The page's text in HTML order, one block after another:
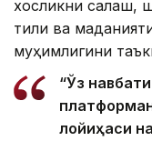
хосликни сақлаш,
тили ва
муҳимлигини
“Ўз
лойиҳаси